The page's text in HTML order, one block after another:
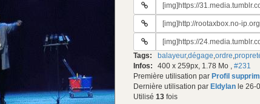
gif:
URL
gif:
URL
du
gif:
Tags: balayeur,dégage,ordre,
Infos:
400 x 259px, 1.78 Mo , #231
Première utilisation par Profil
Dernière utilisation par Eldylan le 26-
Utilisé 13 fois